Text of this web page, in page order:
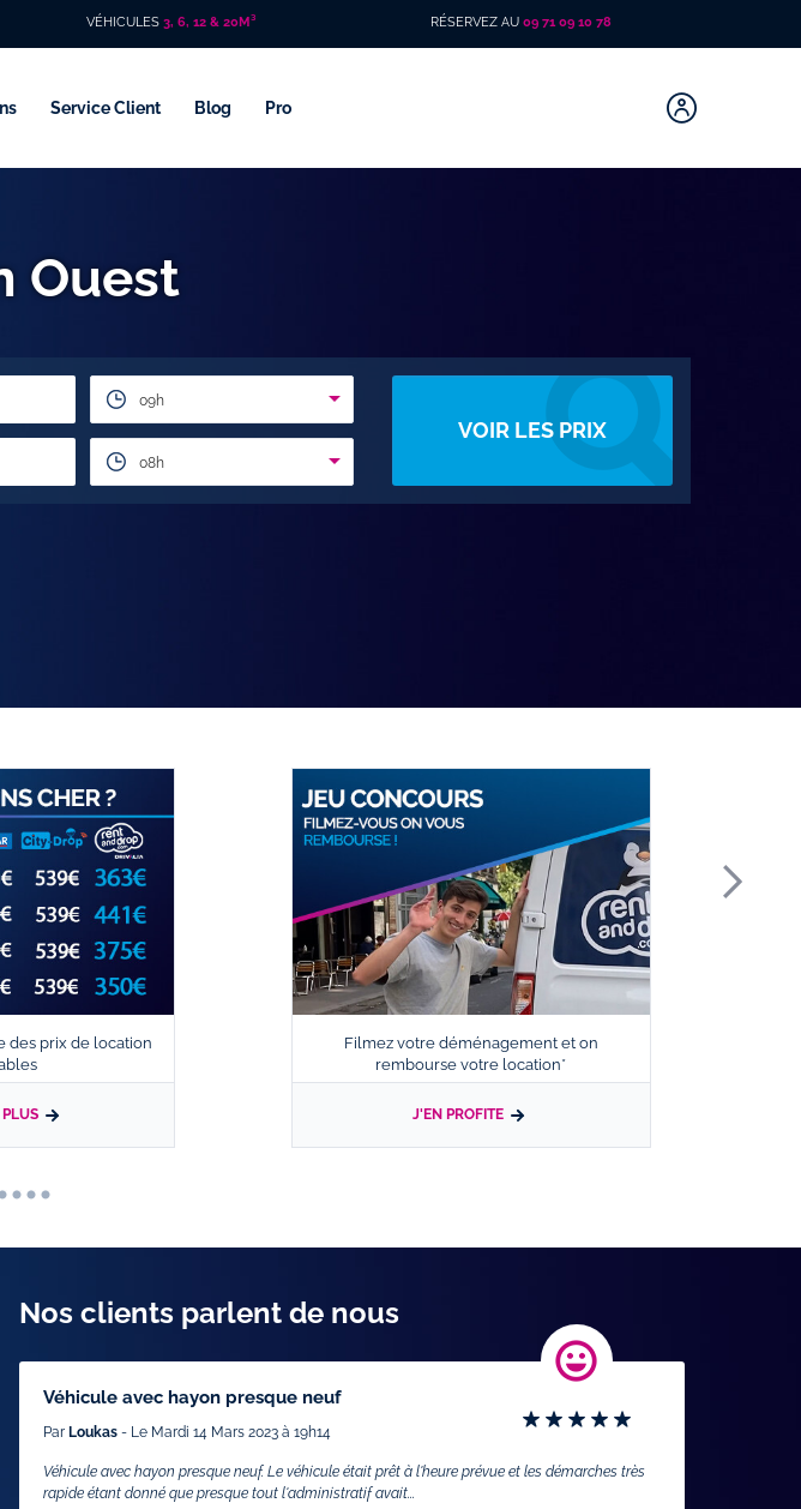
VÉHICULES 3, 6, 12 & 20M³ RÉSERVEZ AU09 71 09 10 78
Service Client Blog Pro
Ouest
09h
08h
VOIR LES PRIX
des prix de location
PLUS
Filmez votre déménagement et on
rembourse votre location*
J'EN PROFITE
Nos clients parlent de nous
Véhicule avec hayon presque neuf
Par Loukas - Le Mardi 14 Mars 2023 à 19h14
Véhicule avec hayon presque neuf. Le véhicule était prêt à l'heure prévue et les démarches très
rapide étant donné que presque tout l'administratif avait...